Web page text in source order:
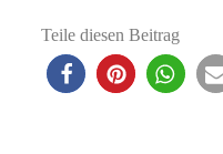
Teile diesen Beitrag